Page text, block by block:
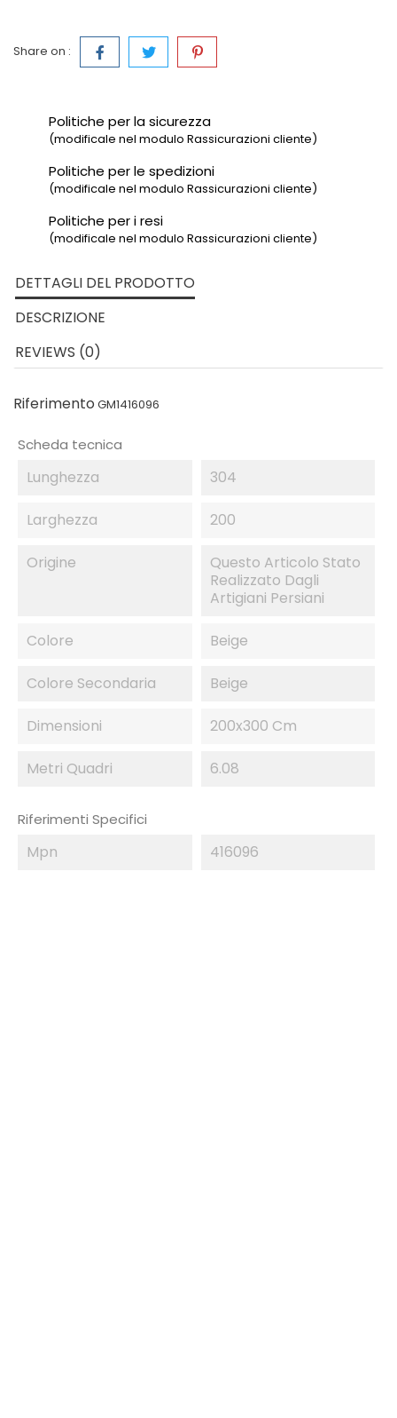
Share on :
Politiche per la sicurezza
(modificale nel modulo Rassicurazioni cliente)
Politiche per le spedizioni
(modificale nel modulo Rassicurazioni cliente)
Politiche per i resi
(modificale nel modulo Rassicurazioni cliente)
DETTAGLI DEL PRODOTTO
DESCRIZIONE
REVIEWS (0)
Riferimento GM1416096
Scheda tecnica
Lunghezza 304
Larghezza 200
Origine
Questo Articolo Stato
Realizzato Dagli
Artigiani Persiani
Colore Beige
Colore Secondaria Beige
Dimensioni 200x300 Cm
Metri Quadri 6.08
Riferimenti Specifici
Mpn 416096